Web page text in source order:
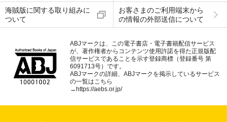
海賊版に関する取り組みに
ついて
お客さまのご利用端末から
の情報の外部送信について
ABJマークは、この電子書店・電子書籍配信サービス
が、著作権者からコンテンツ使用許諾を得た正規版配
信サービスであることを示す登録商標（登録番号 第
6091713号）です。
ABJマークの詳細、ABJマークを掲示しているサービス
の一覧はこちら
→https://aebs.or.jp/